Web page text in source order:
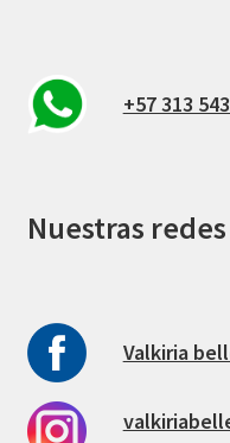
+57 313
Nuestras
Valkiria